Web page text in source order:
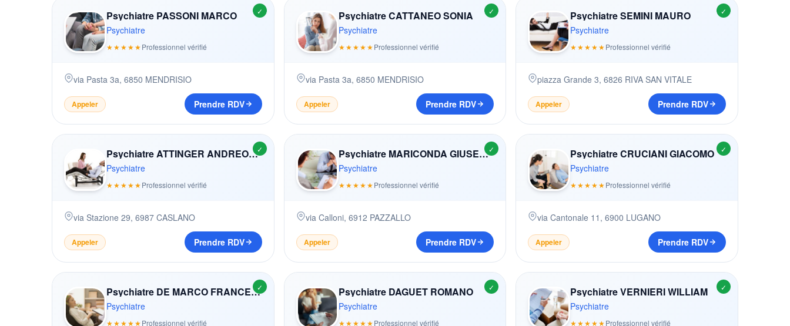
✓
Psychiatre PASSONI MARCO
Psychiatre
★★★★★Professionnel vérifié
via Pasta 3a, 6850 MENDRISIO
Appeler Prendre RDV
✓
Psychiatre CATTANEO SONIA
Psychiatre
★★★★★Professionnel vérifié
via Pasta 3a, 6850 MENDRISIO
Appeler Prendre RDV
✓
Psychiatre SEMINI MAURO
Psychiatre
★★★★★Professionnel vérifié
piazza Grande 3,6826 RIVA SAN VITALE
Appeler Prendre RDV
✓
Psychiatre ATTINGER ANDREOLI YVETTE
Psychiatre
★★★★★Professionnel vérifié
via Stazione 29, 6987 CASLANO
Appeler Prendre RDV
✓
Psychiatre MARICONDA GIUSEPPE
Psychiatre
★★★★★Professionnel vérifié
via Calloni, 6912 PAZZALLO
Appeler Prendre RDV
✓
Psychiatre CRUCIANI GIACOMO
Psychiatre
★★★★★Professionnel vérifié
via Cantonale 11 ,6900 LUGANO
Appeler Prendre RDV
✓
Psychiatre DE MARCO FRANCESCO
Psychiatre
★★★★★Professionnel vérifié
✓
Psychiatre DAGUET ROMANO
Psychiatre
★★★★★Professionnel vérifié
✓
Psychiatre VERNIERI WILLIAM
Psychiatre
★★★★★Professionnel vérifié